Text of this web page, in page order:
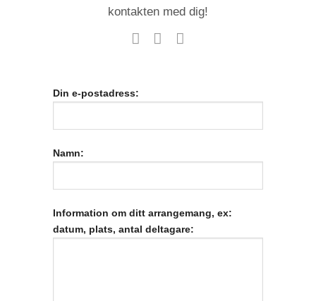
kontakten med dig!
Din e-postadress:
Namn:
Information om ditt arrangemang, ex:
datum, plats, antal deltagare: